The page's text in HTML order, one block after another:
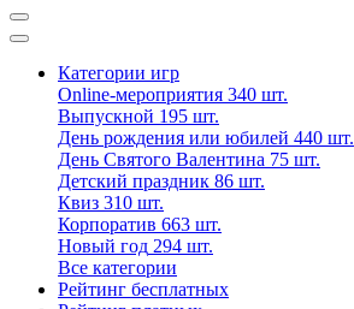
Категории игр
Online-мероприятия 340 шт.
Выпускной 195 шт.
День рождения или юбилей 440 шт.
День Святого Валентина 75 шт.
Детский праздник 86 шт.
Квиз 310 шт.
Корпоратив 663 шт.
Новый год 294 шт.
Все категории
Рейтинг бесплатных